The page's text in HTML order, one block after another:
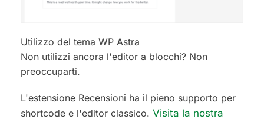
Utilizzo del tema WP Astra
Non utilizzi ancora l'editor a blocchi? Non
preoccuparti.
L'estensione Recensioni ha il pieno supporto per
shortcode e l'editor classico. Visita la nostra